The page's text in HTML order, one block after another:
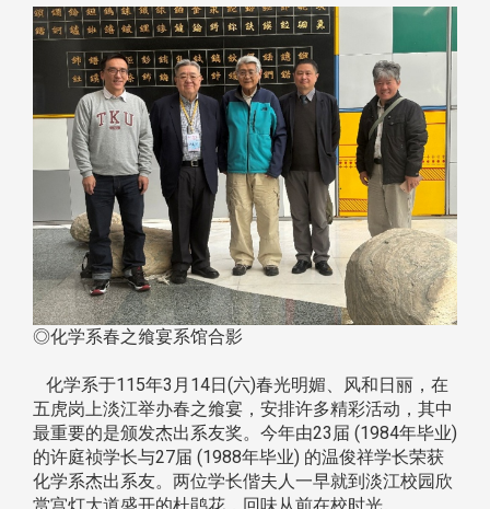
◎化学系春之飨宴系馆合影
化学系于115年3月14日(六)春光明媚、风和日丽，在
五虎岗上淡江举办春之飨宴，安排许多精彩活动，其中
最重要的是颁发杰出系友奖。今年由23届 (1984年毕业)
的许庭祯学长与27届 (1988年毕业) 的温俊祥学长荣获
化学系杰出系友。两位学长偕夫人一早就到淡江校园欣